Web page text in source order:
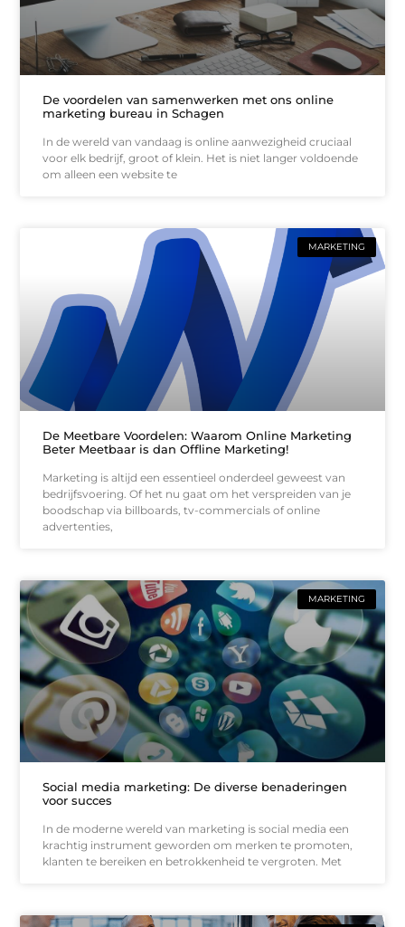
De voordelen van samenwerken met ons online
marketing bureau in Schagen
In de wereld van vandaag is online aanwezigheid cruciaal
voor elk bedrijf, groot of klein. Het is niet langer voldoende
om alleen een website te
MARKETING
De Meetbare Voordelen: Waarom Online Marketing
Beter Meetbaar is dan Offline Marketing!
Marketing is altijd een essentieel onderdeel geweest van
bedrijfsvoering. Of het nu gaat om het verspreiden van je
boodschap via billboards, tv-commercials of online
advertenties,
MARKETING
Social media marketing: De diverse benaderingen
voor succes
In de moderne wereld van marketing is social media een
krachtig instrument geworden om merken te promoten,
klanten te bereiken en betrokkenheid te vergroten. Met